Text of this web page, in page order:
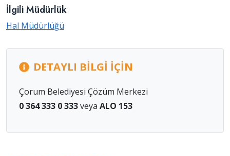
İlgili Müdürlük
Hal Müdürlüğü
DETAYLI BILGI İÇIN
Çorum Belediyesi Çözüm Merkezi
0 364 333 0 333veya ALO 153